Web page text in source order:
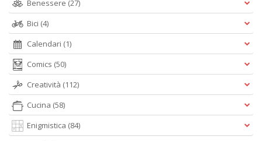
Benessere (27)
Bici (4)
Calendari (1)
Comics (50)
Creatività (112)
Cucina (58)
Enigmistica (84)